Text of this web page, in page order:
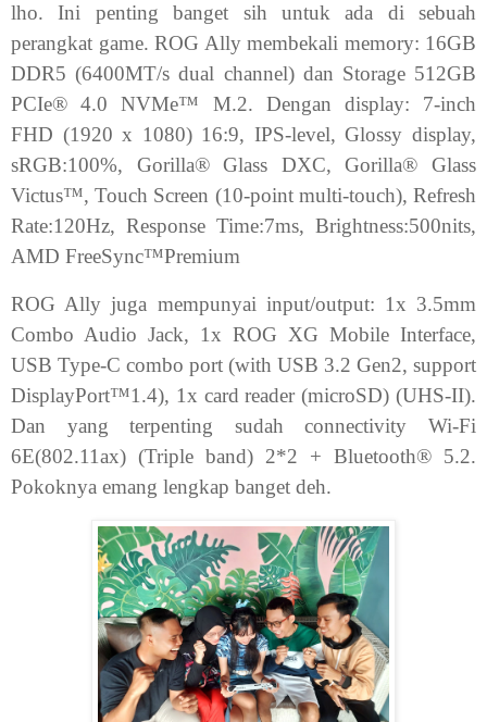
lho. Ini penting banget sih untuk ada di sebuah
perangkat game. ROG Ally membekali memory: 16GB
DDR5 (6400MT/s dual channel) dan Storage 512GB
PCIe® 4.0 NVMe™ M.2. Dengan display: 7-inch
FHD (1920 x 1080) 16:9, IPS-level, Glossy display,
sRGB:100%, Gorilla® Glass DXC, Gorilla® Glass
Victus™, Touch Screen (10-point multi-touch), Refresh
Rate:120Hz, Response Time:7ms, Brightness:500nits,
AMD FreeSync™Premium
ROG Ally juga mempunyai input/output: 1x 3.5mm
Combo Audio Jack, 1x ROG XG Mobile Interface,
USB Type-C combo port (with USB 3.2 Gen2, support
DisplayPort™1.4), 1x card reader (microSD) (UHS-II).
Dan yang terpenting sudah connectivity Wi-Fi
6E(802.11ax) (Triple band) 2*2 + Bluetooth® 5.2.
Pokoknya emang lengkap banget deh.